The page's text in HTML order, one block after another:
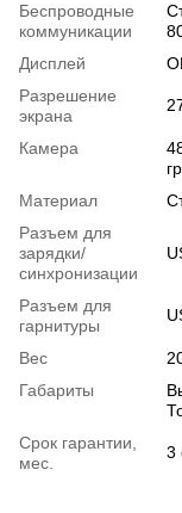
Беспроводные
коммуникации
Дисплей
Разрешение
экрана
Камера
Материал
Разъем для
зарядки/
синхронизации
Разъем для
гарнитуры
Вес
Габариты
Срок гарантии,
мес.
3